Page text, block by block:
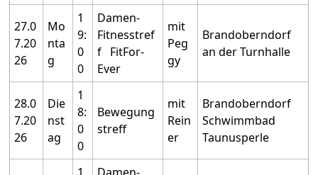
27.0
7.20
26
Mo
nta
g
1
9:
0
0
Damen-
Fitnesstref
f FitFor-
Ever
mit
Peg
gy
Brandoberndorf
an der Turnhalle
28.0
7.20
26
Die
nst
ag
1
8:
0
0
Bewegung
streff
mit
Rein
er
Brandoberndorf
Schwimmbad
Taunusperle